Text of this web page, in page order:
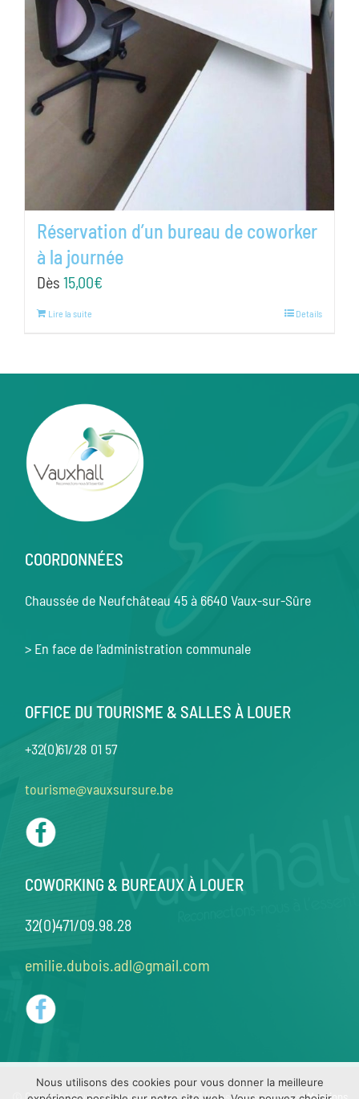
Réservation d’un bureau de coworker
à la journée
Dès 15,00€
Lire la suite Details
COORDONNÉES
Chaussée de Neufchâteau 45 à 6640 Vaux-sur-Sûre
> En face de l’administration communale
OFFICE DU TOURISME & SALLES À LOUER
+32(0)61/28 01 57
tourisme@vauxsursure.be
COWORKING & BUREAUX À LOUER
32(0)471/09.98.28
emilie.dubois.adl@gmail.com
Nous utilisons des cookies pour vous donner la meilleure